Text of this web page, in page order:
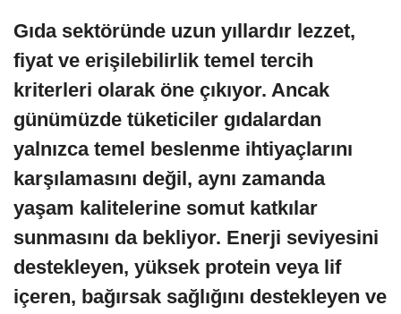
Gıda sektöründe uzun yıllardır lezzet,
fiyat ve erişilebilirlik temel tercih
kriterleri olarak öne çıkıyor. Ancak
günümüzde tüketiciler gıdalardan
yalnızca temel beslenme ihtiyaçlarını
karşılamasını değil, aynı zamanda
yaşam kalitelerine somut katkılar
sunmasını da bekliyor. Enerji seviyesini
destekleyen, yüksek protein veya lif
içeren, bağırsak sağlığını destekleyen ve